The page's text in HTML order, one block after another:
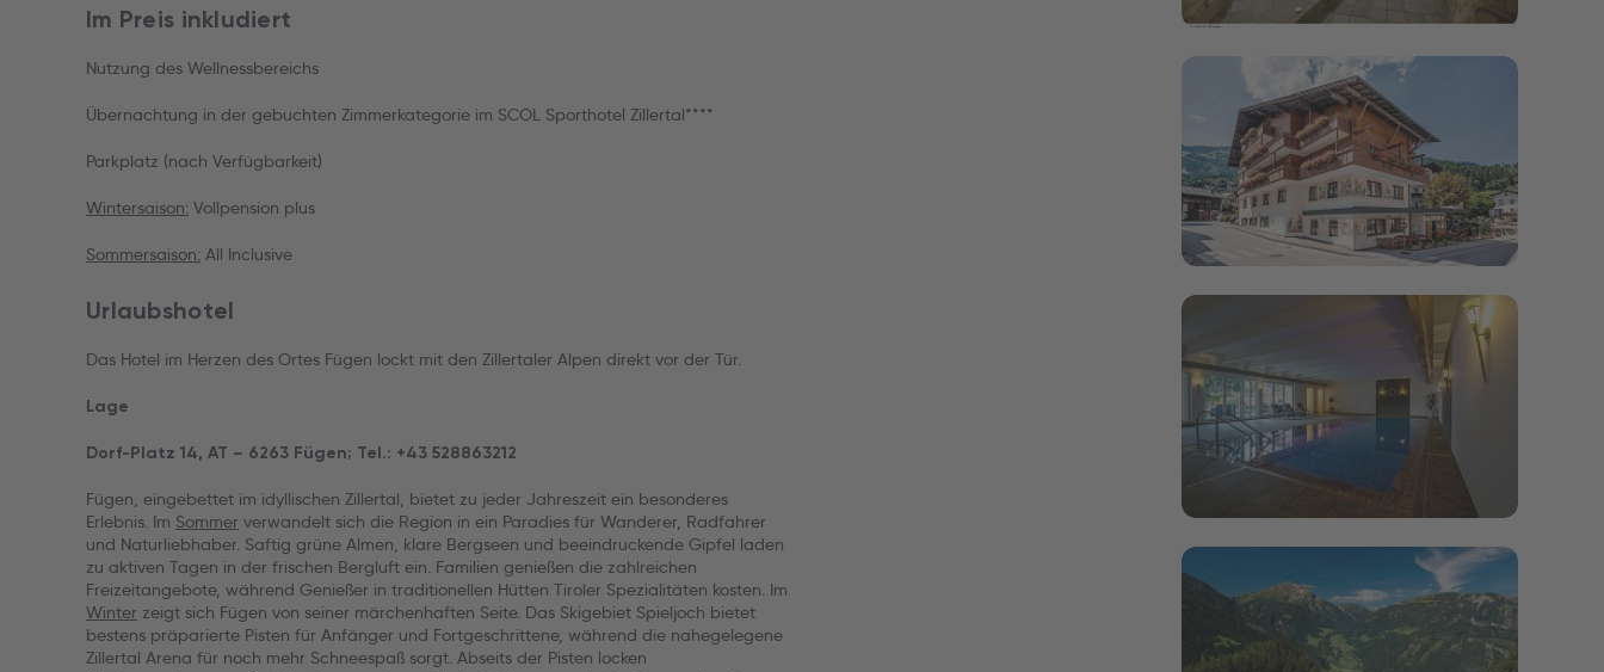
Im Preis inkludiert
Nutzung des Wellnessbereichs
Übernachtung in der gebuchten Zimmerkategorie im SCOL Sporthotel Zillertal****
Parkplatz (nach Verfügbarkeit)
Wintersaison: Vollpension plus
Sommersaison: All Inclusive
Urlaubshotel
Das Hotel im Herzen des Ortes Fügen lockt mit den Zillertaler Alpen direkt vor der Tür.
Lage
Dorf-Platz 14, AT – 6263 Fügen; Tel.: +43 528863212
Fügen, eingebettet im idyllischen Zillertal, bietet zu jeder Jahreszeit ein besonderes
Erlebnis. Im Sommer verwandelt sich die Region in ein Paradies für Wanderer, Radfahrer
und Naturliebhaber. Saftig grüne Almen, klare Bergseen und beeindruckende Gipfel laden
zu aktiven Tagen in der frischen Bergluft ein. Familien genießen die zahlreichen
Freizeitangebote, während Genießer in traditionellen Hütten Tiroler Spezialitäten kosten. Im
Winter zeigt sich Fügen von seiner märchenhaften Seite. Das Skigebiet Spieljoch bietet
bestens präparierte Pisten für Anfänger und Fortgeschrittene, während die nahegelegene
Zillertal Arena für noch mehr Schneespaß sorgt. Abseits der Pisten locken
Bildergalerie öffnen
Bildergalerie öffnen
Bildergalerie öffnen